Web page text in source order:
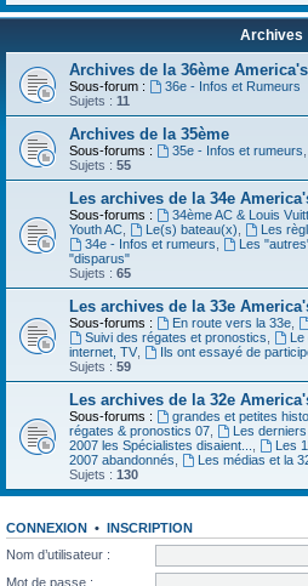
Archives
Archives de la 36ème
Sous-forum :
36e - Infos et Rumeurs
Sujets : 11
Archives de la 35ème
Sous-forums : 35e - Infos et rumeurs,
Sujets : 55
Les archives de la 34e
Sous-forums : 34ème AC & Louis
Youth AC, Le(s) bateau(x), Les
34e - Infos et rumeurs, Les
"disparus"
Sujets : 65
Les archives de la 33e
Sous-forums : En route vers la 33e,
Suivi des régates et pronostics,
internet, TV,
Ils ont essayé de
Sujets : 59
Les archives de la 32e
Sous-forums : grandes et petites
régates & pronostics 07, Les
2007 les Spécialistes disaient..., Les
2007 abandonnés,
Les médias et la
Sujets : 130
CONNEXION •
INSCRIPTION
Nom d’utilisateur :
Mot de passe :